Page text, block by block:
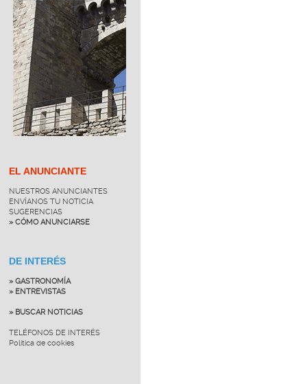
EL ANUNCIANTE
NUESTROS ANUNCIANTES
ENVÍANOS TU NOTICIA
SUGERENCIAS
» CÓMO ANUNCIARSE
DE INTERÉS
» GASTRONOMÍA
» ENTREVISTAS
» BUSCAR NOTICIAS
TELÉFONOS DE INTERÉS
Política de cookies